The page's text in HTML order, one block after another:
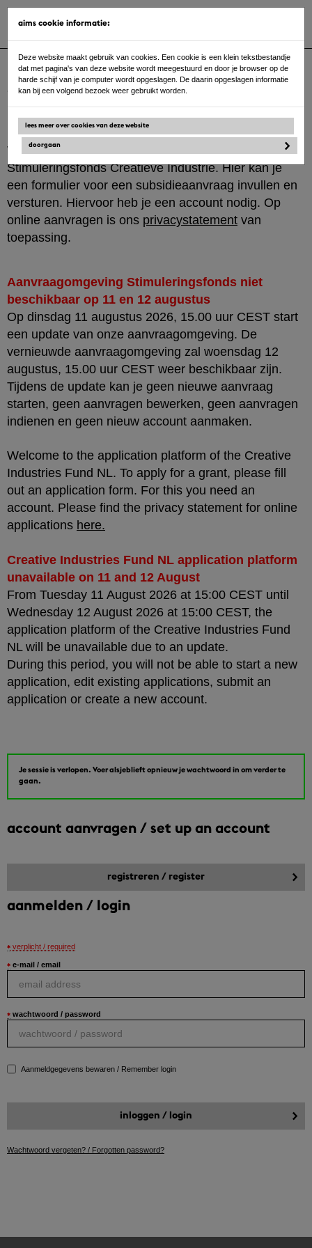
inhoudaanmelden / login
Welkom bij online aanvragen van het
Stimuleringsfonds Creatieve Industrie. Hier kan je
een formulier voor een subsidieaanvraag invullen en
versturen. Hiervoor heb je een account nodig. Op
online aanvragen is ons privacystatement van
toepassing.
Aanvraagomgeving Stimuleringsfonds niet
beschikbaar op 11 en 12 augustus
Op dinsdag 11 augustus 2026, 15.00 uur CEST start
een update van onze aanvraagomgeving. De
vernieuwde aanvraagomgeving zal woensdag 12
augustus, 15.00 uur CEST weer beschikbaar zijn.
Tijdens de update kan je geen nieuwe aanvraag
starten, geen aanvragen bewerken, geen aanvragen
indienen en geen nieuw account aanmaken.
Welcome to the application platform of the Creative
Industries Fund NL. To apply for a grant, please fill
out an application form. For this you need an
account. Please find the privacy statement for online
applications here.
Creative Industries Fund NL application platform
unavailable on 11 and 12 August
From Tuesday 11 August 2026 at 15:00 CEST until
Wednesday 12 August 2026 at 15:00 CEST, the
application platform of the Creative Industries Fund
NL will be unavailable due to an update.
During this period, you will not be able to start a new
application, edit existing applications, submit an
application or create a new account.
Je sessie is verlopen. Voer alsjeblieft opnieuw je wachtwoord in om verder te
gaan.
account aanvragen / set up an account
aanmelden / login
verplicht / required
e-mail / email
wachtwoord / password
Aanmeldgegevens bewaren / Remember login
Wachtwoord vergeten? / Forgotten password?
aims cookie informatie:
Deze website maakt gebruik van cookies. Een cookie is een klein tekstbestandje
dat met pagina's van deze website wordt meegestuurd en door je browser op de
harde schijf van je computer wordt opgeslagen. De daarin opgeslagen informatie
kan bij een volgend bezoek weer gebruikt worden.
lees meer over cookies van deze website
doorgaan